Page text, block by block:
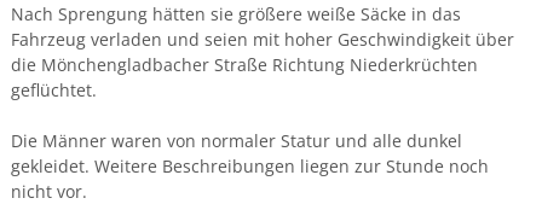
Nach Sprengung hätten sie größere weiße Säcke in das
Fahrzeug verladen und seien mit hoher Geschwindigkeit über
die Mönchengladbacher Straße Richtung Niederkrüchten
geflüchtet.
Die Männer waren von normaler Statur und alle dunkel
gekleidet. Weitere Beschreibungen liegen zur Stunde noch
nicht vor.